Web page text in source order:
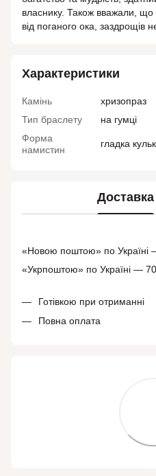
власнику. Також вважали, що
від поганого ока, заздрощів
Характеристики
Камінь
хризопраз
Тип браслету
на гумці
Форма
намистин
гладка
Доставка
«Новою поштою» по Україні
«Укрпоштою» по Україні — 70
Готівкою при отриманні
Повна оплата